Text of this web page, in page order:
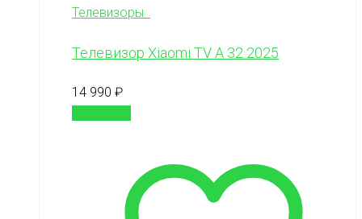
Телевизоры
Телевизор Xiaomi TV A 32 2025
14 990 ₽